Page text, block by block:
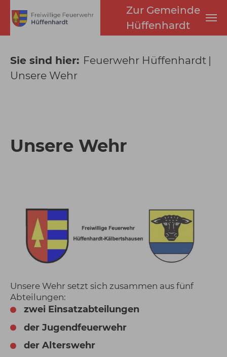
Unsere Wehr -Zur Gemeinde
Hüffenhardt
Feuerwehr Hüffenhardt
Unsere Wehr
Unsere Wehr
Unsere Wehr setzt sich zusammen aus fünf
Abteilungen:
zwei Einsatzabteilungen
der Jugendfeuerwehr
der Alterswehr